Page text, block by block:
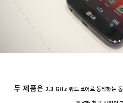
두 제품은 2.3 GHz 쿼드 코어로 동작하는